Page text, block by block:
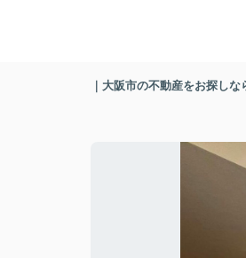
｜大阪市の不動産をお探し